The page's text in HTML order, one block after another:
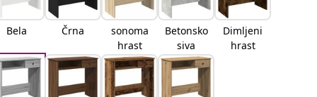
Bela Črna
sonoma
hrast
Betonsko
siva
Dimljeni
hrast